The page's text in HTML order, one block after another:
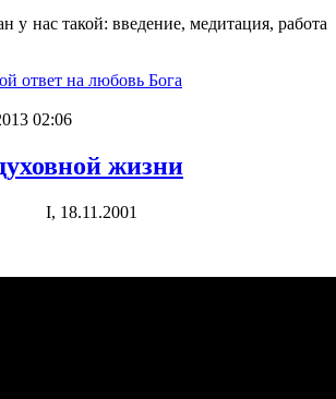
у нас такой: введение, медитация, работа
ответ на любовь Бога
02:06
жизни
I, 18.11.2001